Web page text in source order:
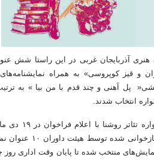
آذربایجان غربی در این راستا شش
، نبرد چالدران و قیز کوپروسی» به همراه
پل آهنی و چند قدم با من بیا » به
انتخاب شدند.
جشنواره ارسال